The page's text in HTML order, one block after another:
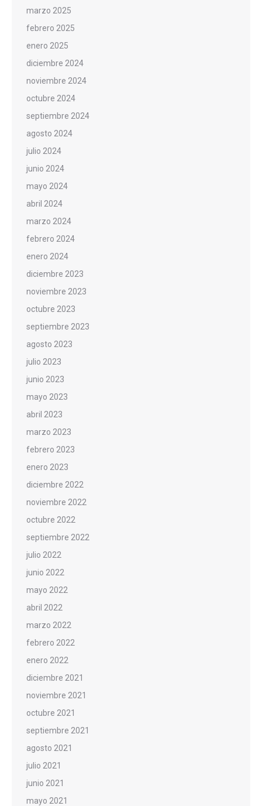
marzo 2025
febrero 2025
enero 2025
diciembre 2024
noviembre 2024
octubre 2024
septiembre 2024
agosto 2024
julio 2024
junio 2024
mayo 2024
abril 2024
marzo 2024
febrero 2024
enero 2024
diciembre 2023
noviembre 2023
octubre 2023
septiembre 2023
agosto 2023
julio 2023
junio 2023
mayo 2023
abril 2023
marzo 2023
febrero 2023
enero 2023
diciembre 2022
noviembre 2022
octubre 2022
septiembre 2022
julio 2022
junio 2022
mayo 2022
abril 2022
marzo 2022
febrero 2022
enero 2022
diciembre 2021
noviembre 2021
octubre 2021
septiembre 2021
agosto 2021
julio 2021
junio 2021
mayo 2021